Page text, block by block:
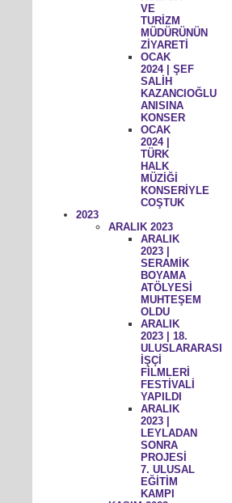
VE
TURİZM
MÜDÜRÜNÜN
ZİYARETİ
OCAK
2024 | ŞEF
SALİH
KAZANCIOĞLU
ANISINA
KONSER
OCAK
2024 |
TÜRK
HALK
MÜZİĞİ
KONSERİYLE
COŞTUK
2023
ARALIK 2023
ARALIK
2023 |
SERAMİK
BOYAMA
ATÖLYESİ
MUHTEŞEM
OLDU
ARALIK
2023 | 18.
ULUSLARARASI
İŞÇİ
FİLMLERİ
FESTİVALİ
YAPILDI
ARALIK
2023 |
LEYLADAN
SONRA
PROJESİ
7. ULUSAL
EĞİTİM
KAMPI